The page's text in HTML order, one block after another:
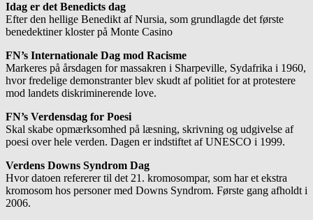
Idag er det Benedicts dag
Efter den hellige Benedikt af Nursia, som grundlagde det første
benedektiner kloster på Monte Casino
FN’s Internationale Dag mod Racisme
Markeres på årsdagen for massakren i Sharpeville, Sydafrika i 1960,
hvor fredelige demonstranter blev skudt af politiet for at protestere
mod landets diskriminerende love.
FN’s Verdensdag for Poesi
Skal skabe opmærksomhed på læsning, skrivning og udgivelse af
poesi over hele verden. Dagen er indstiftet af UNESCO i 1999.
Verdens Downs Syndrom Dag
Hvor datoen refererer til det 21. kromosompar, som har et ekstra
kromo­som hos personer med Downs Syndrom. Første gang afholdt i
2006.